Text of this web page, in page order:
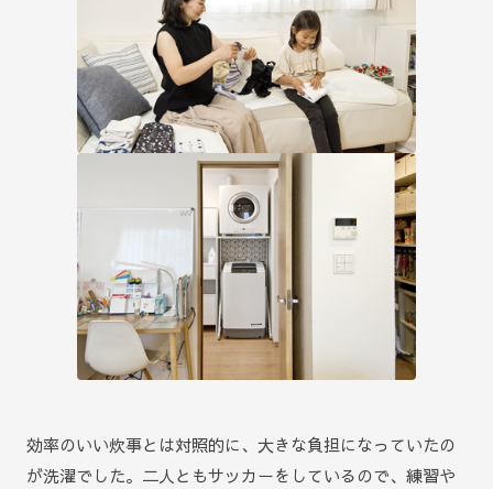
効率のいい炊事とは対照的に、大きな負担になっていたの
が洗濯でした。二人ともサッカーをしているので、練習や